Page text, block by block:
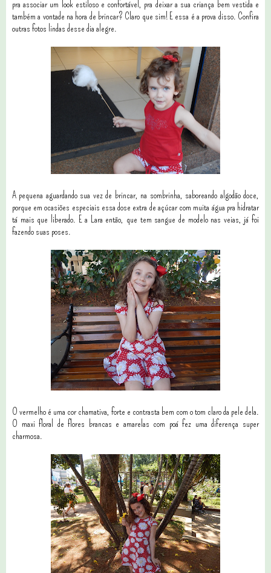
pra associar um look estiloso e confortável, pra deixar a sua criança bem vestida e
também a vontade na hora de brincar? Claro que sim! E essa é a prova disso. Confira
outras fotos lindas desse dia alegre.
A pequena aguardando sua vez de brincar, na sombrinha, saboreando algodão doce,
porque em ocasiões especiais essa dose extra de açúcar com muita água pra hidratar
tá mais que liberado. E a Lara então, que tem sangue de modelo nas veias, já foi
fazendo suas poses.
O vermelho é uma cor chamativa, forte e contrasta bem com o tom claro da pele dela.
O maxi floral de flores brancas e amarelas com poá fez uma diferença super
charmosa.